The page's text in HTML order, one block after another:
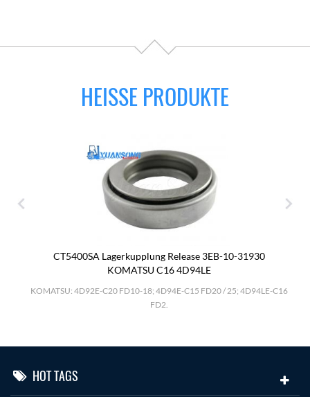
HEISSE PRODUKTE
CT5400SA Lagerkupplung Release 3EB-10-31930
KOMATSU C16 4D94LE
KOMATSU: 4D92E-C20 FD10-18; 4D94E-C15 FD20 / 25; 4D94LE-C16
FD2.
HOT TAGS